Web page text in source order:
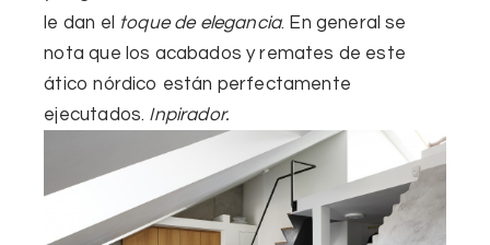
le dan el toque de elegancia. En general se
nota que los acabados y remates de este
ático nórdico están perfectamente
ejecutados. Inpirador.